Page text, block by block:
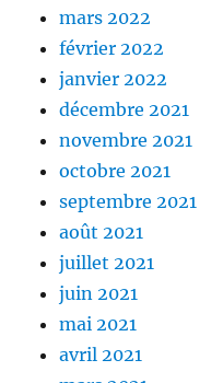
mars 2022
février 2022
janvier 2022
décembre 2021
novembre 2021
octobre 2021
septembre 2021
août 2021
juillet 2021
juin 2021
mai 2021
avril 2021